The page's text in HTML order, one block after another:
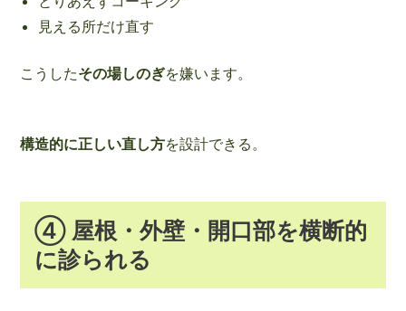
見える所だけ直す
こうしたその場しのぎを嫌います。
構造的に正しい直し方を設計できる。
④ 屋根・外壁・開口部を横断的
に診られる